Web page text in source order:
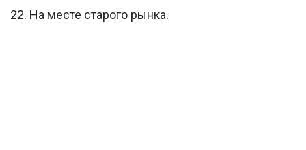
22. На месте старого рынка.